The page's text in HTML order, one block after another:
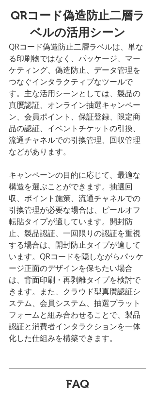
QRコード偽造防止二層ラ
ベルの活用シーン
QRコード偽造防止二層ラベルは、単な
る印刷物ではなく、パッケージ、マー
ケティング、偽造防止、データ管理を
つなぐインタラクティブなツールで
す。主な活用シーンとしては、製品の
真贋認証、オンライン抽選キャンペー
ン、会員ポイント、保証登録、限定商
品の認証、イベントチケットの引換、
流通チャネルでの引換管理、回収管理
などがあります。
キャンペーンの目的に応じて、最適な
構造を選ぶことができます。抽選回
収、ポイント施策、流通チャネルでの
引換管理が必要な場合は、ピールオフ
転貼タイプが適しています。開封防
止、製品認証、一回限りの認証を重視
する場合は、開封防止タイプが適して
います。QRコードを隠しながらパッケ
ージ正面のデザインを保ちたい場合
は、背面印刷・再剥離タイプを検討で
きます。また、クラウド型真贋認証シ
ステム、会員システム、抽選プラット
フォームと組み合わせることで、製品
認証と消費者インタラクションを一体
化した仕組みを構築できます。
FAQ